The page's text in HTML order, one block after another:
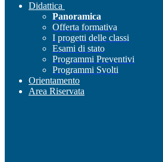
Didattica
Panoramica
Offerta formativa
I progetti delle classi
Esami di stato
Programmi Preventivi
Programmi Svolti
Orientamento
Area Riservata